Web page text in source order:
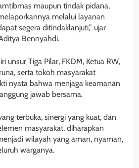
maupun tindak pidana,
melalui layanan
segera ditindaklanjuti,” ujar
Bennyahdi.
unsur Tiga Pilar, FKDM, Ketua RW,
serta tokoh masyarakat
nyata bahwa menjaga keamanan
jawab bersama.
terbuka, sinergi yang kuat, dan
masyarakat, diharapkan
wilayah yang aman, nyaman,
warganya.